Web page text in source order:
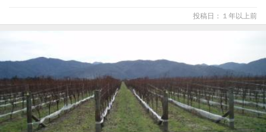
・
マ
ン
国
立
公
園
投稿日：１年以上前